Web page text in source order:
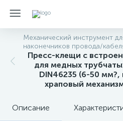
Механический инструмент
наконечников провода/
Пресс-клещи с
для медных
DIN46235 (6-50 мм?,
храповый
Описание